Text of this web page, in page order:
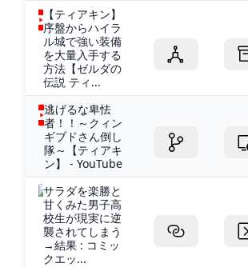
【ティアキン】
序盤からハイラ
ル城で強い装備
を大量入手する
方法【ゼルダの
伝説 ティ...
逃げるな卑怯
者！！～クィン
ギブドさん倒し
隊～【ティアキ
ン】 - YouTube
サラダを楽勝と
甘くみた男子高
校生が現実に逆
襲されてしまう
→結果 : コミッ
クエッ...